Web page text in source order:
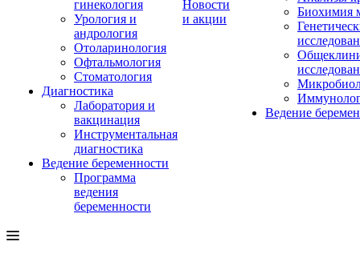
гинекология
Урология и
андрология
Отоларинология
Офтальмология
Стоматология
Диагностика
Лаборатория и
вакцинация
Инструментальная
диагностика
Ведение беременности
Программа
ведения
беременности
Новости
и акции
Биохимия
Ведение